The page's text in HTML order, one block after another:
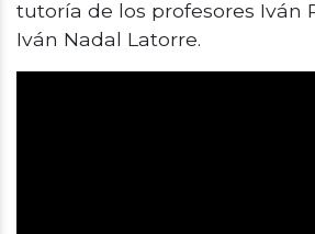
tutoría de los profesores Iván
Iván Nadal Latorre.